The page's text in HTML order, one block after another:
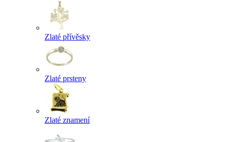
Zlaté přívěsky
Zlaté prsteny
Zlaté znamení